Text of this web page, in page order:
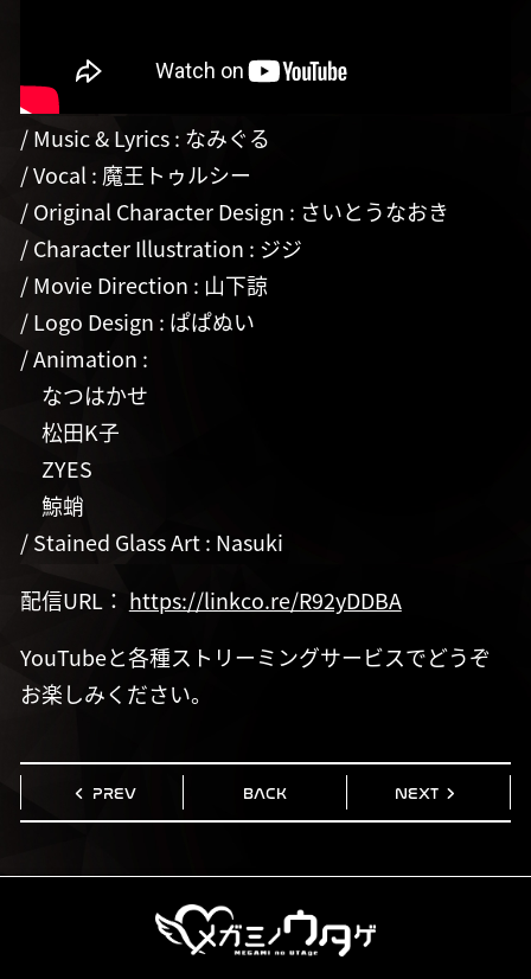
/ Music & Lyrics : なみぐる
/ Vocal : 魔王トゥルシー
/ Original Character Design : さいとうなおき
/ Character Illustration : ジジ
/ Movie Direction : 山下諒
/ Logo Design : ぱぱぬい
/ Animation :
なつはかせ
松田K子
ZYES
鯨蛸
/ Stained Glass Art : Nasuki
配信URL： https://linkco.re/R92yDDBA
YouTubeと各種ストリーミングサービスでどうぞ
お楽しみください。
PREV BACK NEXT